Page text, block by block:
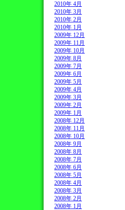
2010年 4月
2010年 3月
2010年 2月
2010年 1月
2009年 12月
2009年 11月
2009年 10月
2009年 8月
2009年 7月
2009年 6月
2009年 5月
2009年 4月
2009年 3月
2009年 2月
2009年 1月
2008年 12月
2008年 11月
2008年 10月
2008年 9月
2008年 8月
2008年 7月
2008年 6月
2008年 5月
2008年 4月
2008年 3月
2008年 2月
2008年 1月